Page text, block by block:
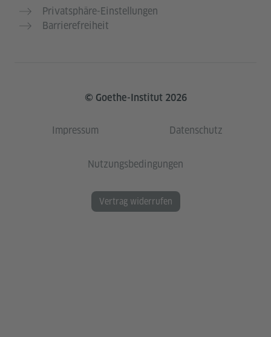
Privatsphäre-Einstellungen
Barrierefreiheit
© Goethe-Institut 2026
Impressum Datenschutz
Nutzungsbedingungen
Vertrag widerrufen